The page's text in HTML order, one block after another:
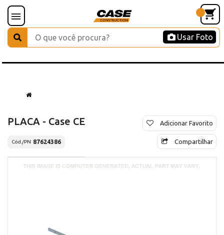
Usar Foto
PLACA - Case CE
Cód./PN 87624386
Adicionar Favorito
Compartilhar